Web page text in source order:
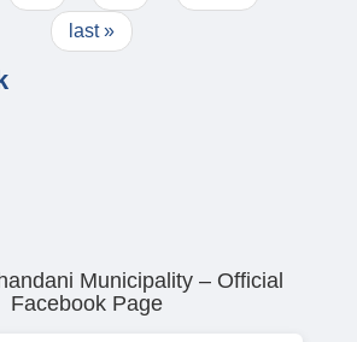
last »
Municipality – Official
Facebook Page